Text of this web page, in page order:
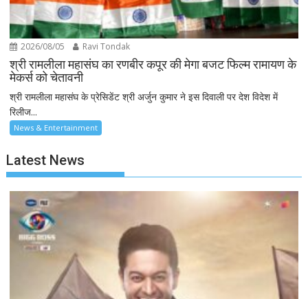
2026/08/05 Ravi Tondak
श्री रामलीला महासंघ का रणबीर कपूर की मेगा बजट फिल्म रामायण के
मेकर्स को चेतावनी
श्री रामलीला महासंघ के प्रेसिडेंट श्री अर्जुन कुमार ने इस दिवाली पर देश विदेश में
रिलीज...
News & Entertainment
Latest News